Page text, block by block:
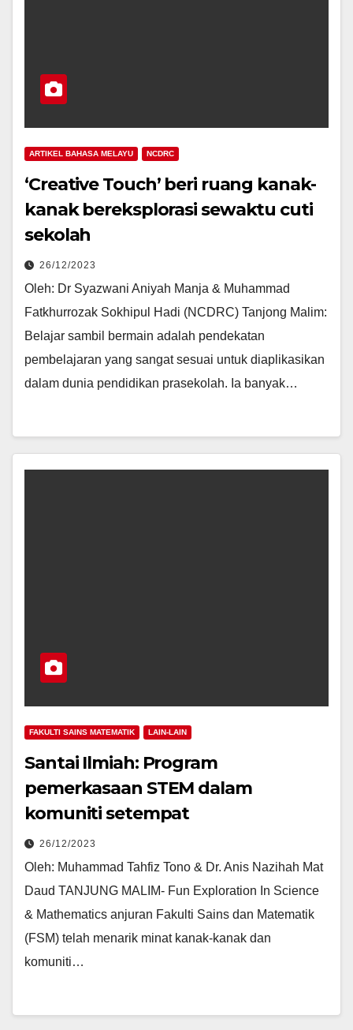
ARTIKEL BAHASA MELAYU NCDRC
‘Creative Touch’ beri ruang kanak-
kanak bereksplorasi sewaktu cuti
sekolah
26/12/2023
Oleh: Dr Syazwani Aniyah Manja & Muhammad
Fatkhurrozak Sokhipul Hadi (NCDRC) Tanjong Malim:
Belajar sambil bermain adalah pendekatan
pembelajaran yang sangat sesuai untuk diaplikasikan
dalam dunia pendidikan prasekolah. Ia banyak…
FAKULTI SAINS MATEMATIK LAIN-LAIN
Santai Ilmiah: Program
pemerkasaan STEM dalam
komuniti setempat
26/12/2023
Oleh: Muhammad Tahfiz Tono & Dr. Anis Nazihah Mat
Daud TANJUNG MALIM- Fun Exploration In Science
& Mathematics anjuran Fakulti Sains dan Matematik
(FSM) telah menarik minat kanak-kanak dan
komuniti…